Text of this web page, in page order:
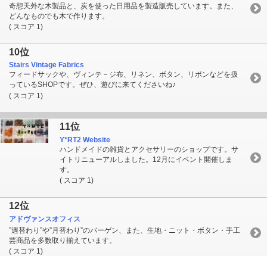
奇想天外な木製品と、炭を使った日用品を製造販売しています。また、
どんなものでも木で作ります。
( スコア 1)
10位
Stairs Vintage Fabrics
フィードサックや、ヴィンテ－ジ布、リネン、ボタン、リボンなどを扱
っているSHOPです。ぜひ、遊びに来てくださいね♪
( スコア 1)
11位
Y*RT2 Website
ハンドメイドの雑貨とアクセサリーのショップです。サ
イトリニューアルしました。12月にイベント開催しま
す。
( スコア 1)
12位
アドヴァンスオフィス
”週替わり”や”月替わり”のバーゲン、また、生地・ニット・ボタン・手工
芸商品を多数取り揃えています。
( スコア 1)